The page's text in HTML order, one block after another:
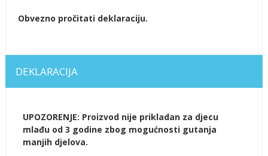
Obvezno pročitati deklaraciju.
DEKLARACIJA
UPOZORENJE: Proizvod nije prikladan za djecu
mlađu od 3 godine zbog mogućnosti gutanja
manjih djelova.